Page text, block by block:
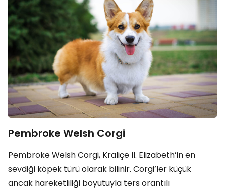
Pembroke Welsh Corgi
Pembroke Welsh Corgi, Kraliçe II. Elizabeth’in en
sevdiği köpek türü olarak bilinir. Corgi’ler küçük
ancak hareketliliği boyutuyla ters orantılı